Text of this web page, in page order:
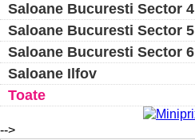
Saloane Bucuresti Sector 4
Saloane Bucuresti Sector 5
Saloane Bucuresti Sector 6
Saloane Ilfov
Toate
-->